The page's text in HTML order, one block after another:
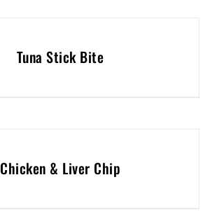
Tuna Stick Bite
Chicken & Liver Chip